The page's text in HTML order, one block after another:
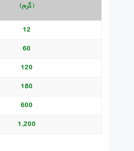
(گرم)
12
60
120
180
600
1,200